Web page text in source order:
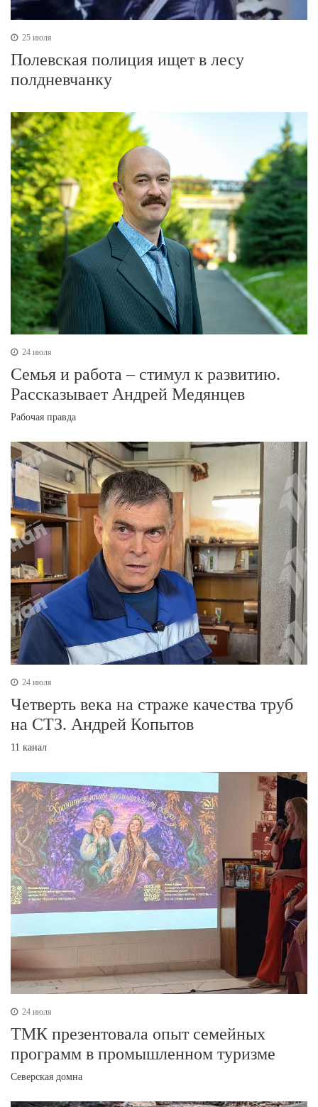
25 июля
Полевская полиция ищет в лесу
полдневчанку
24 июля
Семья и работа – стимул к развитию.
Рассказывает Андрей Медянцев
Рабочая правда
24 июля
Четверть века на страже качества труб
на СТЗ. Андрей Копытов
11 канал
24 июля
ТМК презентовала опыт семейных
программ в промышленном туризме
Северская домна